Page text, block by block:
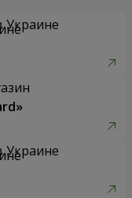
Украине
Украине